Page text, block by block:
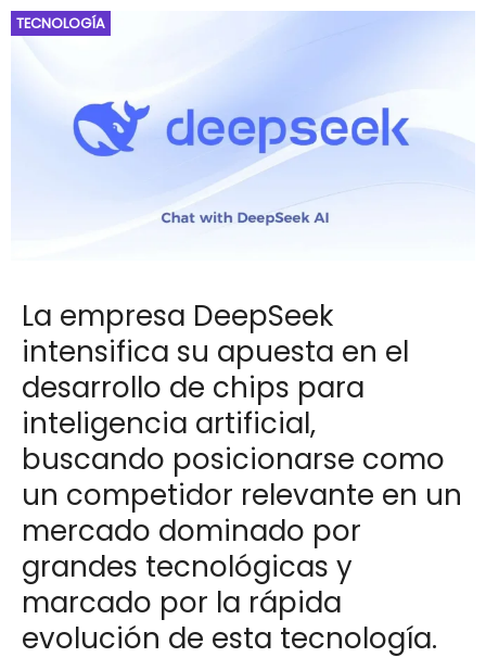
TECNOLOGÍA
La empresa DeepSeek
intensifica su apuesta en el
desarrollo de chips para
inteligencia artificial,
buscando posicionarse como
un competidor relevante en un
mercado dominado por
grandes tecnológicas y
marcado por la rápida
evolución de esta tecnología.